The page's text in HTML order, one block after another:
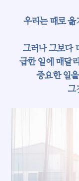
우리는 때로 옮
그러나 그보다
급한 일에 매달
중요한 일
그